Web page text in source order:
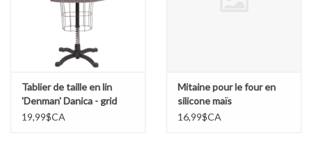
Tablier de taille en lin
'Denman' Danica - grid
19,99$CA
Mitaine pour le four en
silicone maïs
16,99$CA